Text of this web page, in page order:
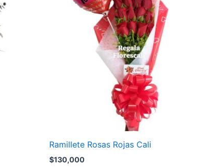
Ramillete Rosas Rojas Cali
$130,000